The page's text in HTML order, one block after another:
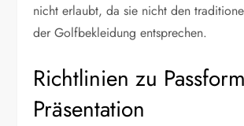
nicht erlaubt, da sie nicht den
der Golfbekleidung entsprechen.
Richtlinien zu
Präsentation